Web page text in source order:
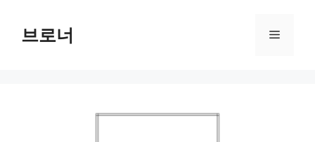
브로너 메